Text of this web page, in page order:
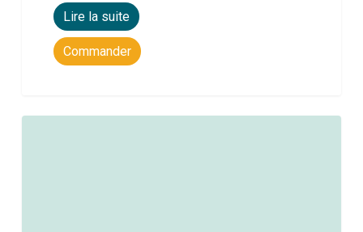
Lire la suite
Commander